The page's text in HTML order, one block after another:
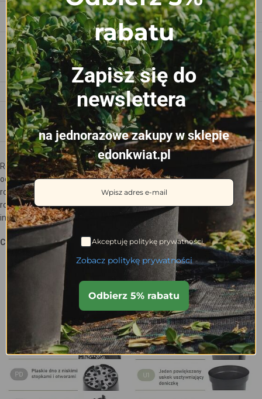
ZD+
KOLOR
antracyt
terakota
PRODUCENT DK
Różnice kształtów i rozmiarów produktów DonKwiat wynikają z
odmiennych potrzeb roślin w nich uprawianych. W ofercie znajdują się
rożne kształty dna doniczek, które uwarunkowane są potrzebami
roślin, klimatem panującym w danej lokalizacji szkółki oraz
indywidualnymi preferencjami szkółkarzy.
CECHY DONICZEK
rabatu
Zapisz się do
newslettera
na jednorazowe zakupy w sklepie
edonkwiat.pl
Akceptuję politykę prywatności.
Zobacz politykę prywatności
Odbierz 5% rabatu